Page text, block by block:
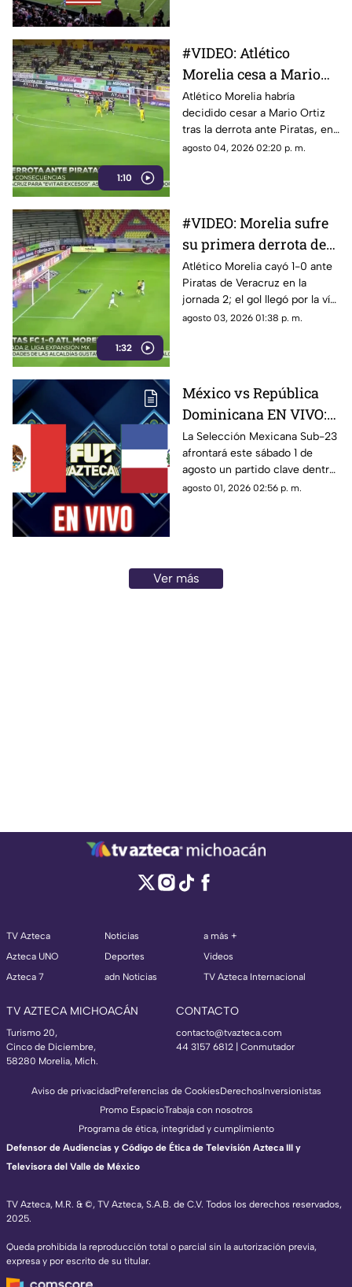
jugará en Estados Unidos y no
en México, pese a que La
Máquina llega como campeón
del Campeón de Campeones.
1:10
#VIDEO: Atlético
Morelia cesa a Mario
Ortiz tras derrota
Atlético Morelia habría
decidido cesar a Mario Ortiz
tras la derrota ante Piratas, en
apenas la jornada 2 del
agosto 04, 2026 02:20 p. m.
1:32
#VIDEO: Morelia sufre
su primera derrota del
torneo
Atlético Morelia cayó 1-0 ante
Piratas de Veracruz en la
jornada 2; el gol llegó por la vía
penal en el segundo tiempo.
agosto 03, 2026 01:38 p. m.
México vs República
Dominicana EN VIVO:
dónde ver GRATIS el
partido HOY
La Selección Mexicana Sub-23
afrontará este sábado 1 de
agosto un partido clave dentro
de la fase de grupos de los
selección anfitriona del
certamen.
agosto 01, 2026 02:56 p. m.
Ver más
TV Azteca
Azteca UNO
Azteca 7
Noticias
Deportes
adn Noticias
a más +
Videos
TV Azteca Internacional
TV AZTECA MICHOACÁN
Turismo 20,
Cinco de Diciembre,
58280 Morelia, Mich.
CONTACTO
contacto@tvazteca.com
44 3157 6812 | Conmutador
TV Azteca, M.R. & ©, TV Azteca, S.A.B. de C.V. Todos los derechos reservados,
2025.
Queda prohibida la reproducción total o parcial sin la autorización previa,
expresa y por escrito de su titular.
Aviso de privacidadPreferencias de CookiesDerechosInversionistas
Promo EspacioTrabaja con nosotros
Programa de ética, integridad y cumplimiento
Defensor de Audiencias y Código de Ética de Televisión Azteca III y
Televisora del Valle de México